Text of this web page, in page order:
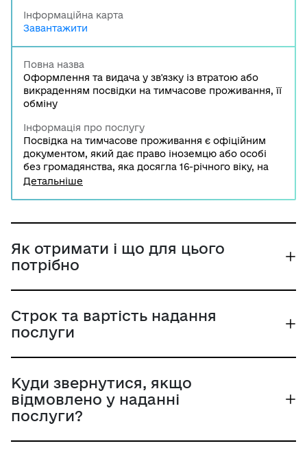
Інформаційна карта
Завантажити
Повна назва
Оформлення та видача у зв'язку із втратою або
викраденням посвідки на тимчасове проживання, її
обміну
Інформація про послугу
Посвідка на тимчасове проживання є офіційним
документом, який дає право іноземцю або особі
без громадянства, яка досягла 16-річного віку, на
тимчасове проживання на території держави. У
міграційної служби України.
Детальніше
Як отримати і що для цього
потрібно
Строк та вартість надання
послуги
Куди звернутися, якщо
відмовлено у наданні
послуги?